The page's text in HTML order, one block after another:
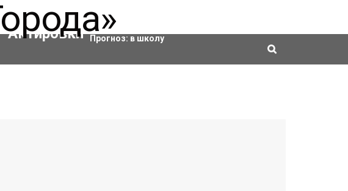
Актировки
Прогноз: в школу